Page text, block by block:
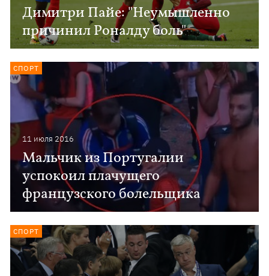
Димитри Пайе: "Неумышленно
причинил Роналду боль"
11 июля 2016
Мальчик из Португалии
успокоил плачущего
французского болельщика
СПОРТ
СПОРТ